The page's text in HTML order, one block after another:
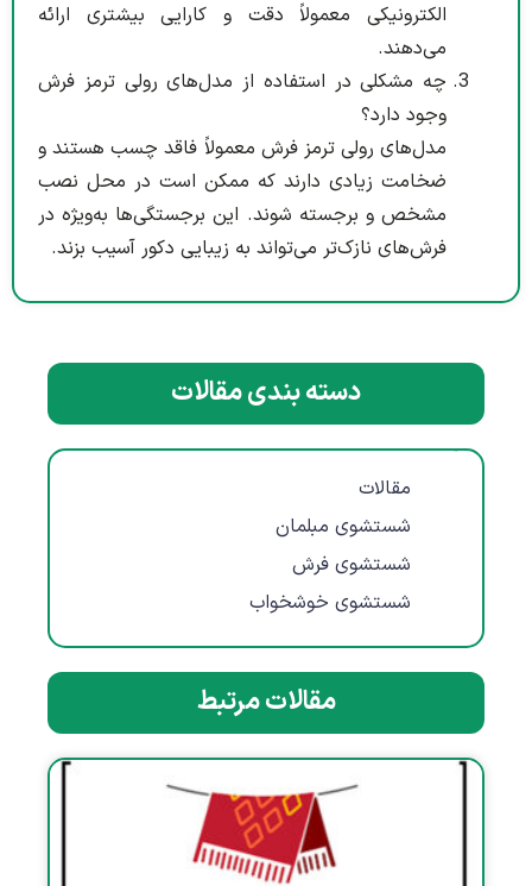
دسته بندی مقالات
مقالات
شستشوی مبلمان
شستشوی فرش
شستشوی خوشخواب
مقالات مرتبط
الکترونیکی معمولاً دقت و کارایی بیشتری ارائه
می‌دهند.
چه مشکلی در استفاده از مدل‌های رولی ترمز فرش
وجود دارد؟
مدل‌های رولی ترمز فرش معمولاً فاقد چسب هستند و
ضخامت زیادی دارند که ممکن است در محل نصب
مشخص و برجسته شوند. این برجستگی‌ها به‌ویژه در
فرش‌های نازک‌تر می‌تواند به زیبایی دکور آسیب بزند.